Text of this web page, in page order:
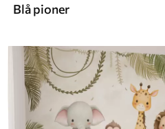
Blå pioner